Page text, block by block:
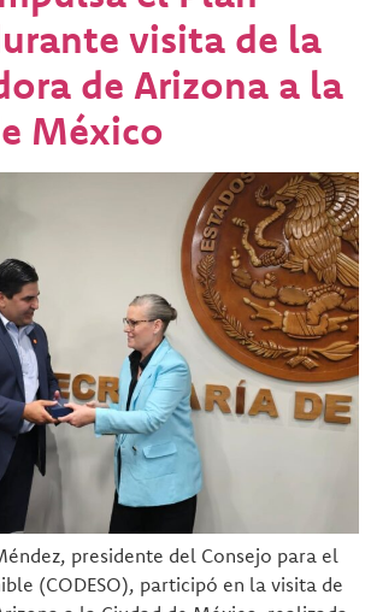
visita de la
de Arizona a la
México
presidente del Consejo para el
(CODESO), participó en la visita de